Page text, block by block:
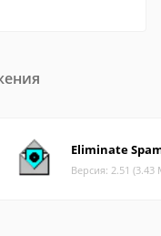
Eliminate
Версия: 2.51 (3.43